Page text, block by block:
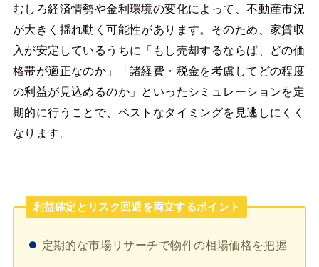
むしろ経済情勢や金利環境の変化によって、不動産市況
が大きく揺れ動く可能性があります。そのため、家賃収
入が安定しているうちに「もし売却するならば、どの価
格帯が適正なのか」「諸経費・税金を考慮してどの程度
の利益が見込めるのか」といったシミュレーションを定
期的に行うことで、ベストなタイミングを見逃しにくく
なります。
利益確定とリスク回避を両立するポイント
定期的な市場リサーチで物件の相場価格を把握